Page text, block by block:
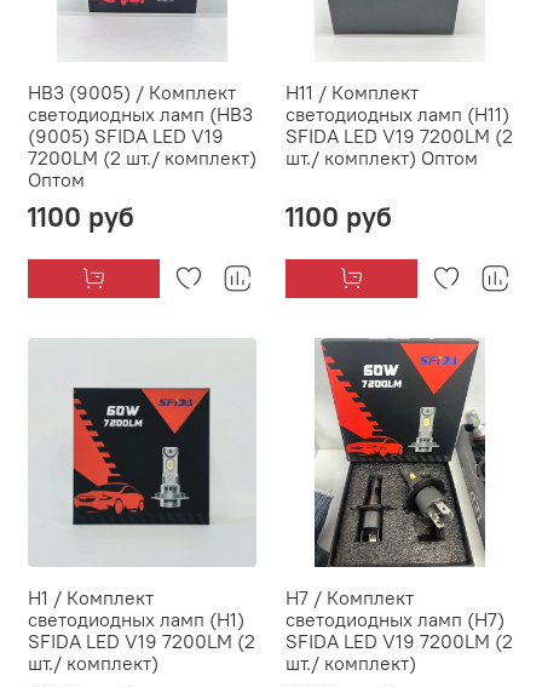
HB3 (9005) / Комплект
светодиодных ламп (HB3
(9005) SFIDA LED V19
7200LM (2 шт./ комплект)
Оптом
1100 руб
H11 / Комплект
светодиодных ламп (H11)
SFIDA LED V19 7200LM (2
шт./ комплект) Оптом
1100 руб
H1 / Комплект
светодиодных ламп (H1)
SFIDA LED V19 7200LM (2
шт./ комплект)
H7 / Комплект
светодиодных ламп (H7)
SFIDA LED V19 7200LM (2
шт./ комплект)